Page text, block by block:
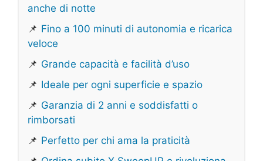
anche di notte
📌 Fino a 100 minuti di autonomia e ricarica
veloce
📌 Grande capacità e facilità d’uso
📌 Ideale per ogni superficie e spazio
📌 Garanzia di 2 anni e soddisfatti o
rimborsati
📌 Perfetto per chi ama la praticità